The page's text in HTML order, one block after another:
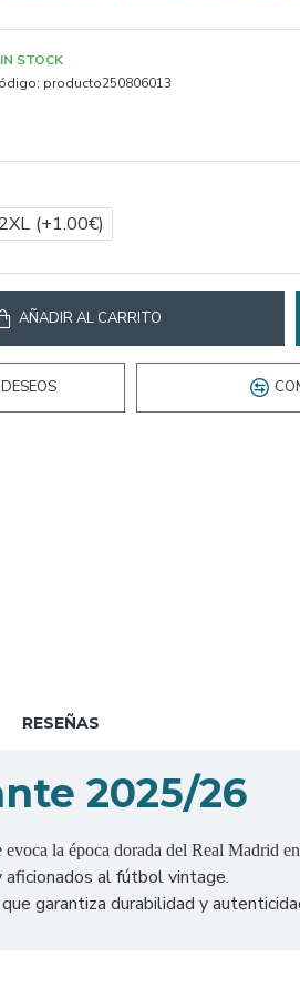
IN STOCK
producto250806013
2XL (+1.00€)
AÑADIR AL CARRITO
RESEÑAS
2025/26
la época dorada del Real Madrid
aficionados al fútbol vintage.
garantiza durabilidad y